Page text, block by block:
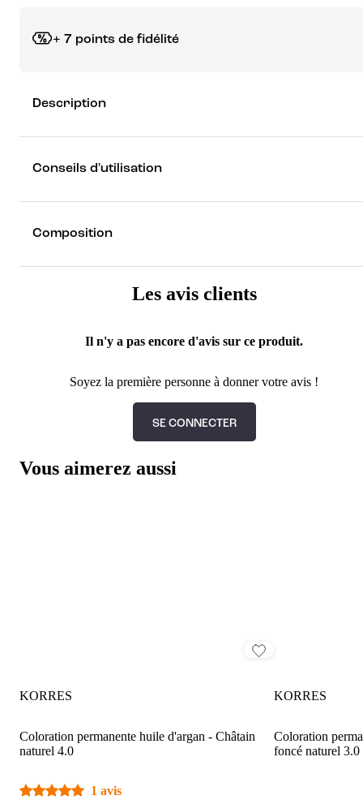
+ 7 points de fidélité
rêver !
Découvrez les récompenses
Description
Conseils d'utilisation
Composition
Les avis clients
Il n'y a pas encore d'avis sur ce produit.
Soyez la première personne à donner votre avis !
SE CONNECTER
Vous aimerez aussi
KORRES
Coloration permanente huile d'argan - Châtain
naturel 4.0
1 avis
KORRES
Coloration
foncé naturel 3.0